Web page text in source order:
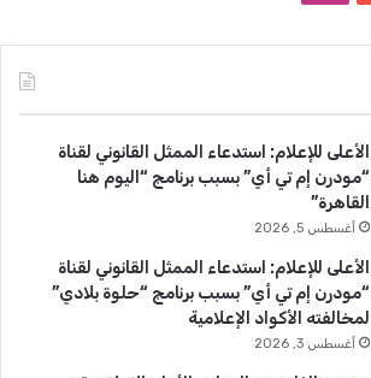
T
u
b
e
ق
ا
م
الأعلى للإعلام: استدعاء الممثل القانوني لقناة
“مودرن إم تي أي” بسبب برنامج “اليوم هنا
القاهرة”
أغسطس 5, 2026
الأعلى للإعلام: استدعاء الممثل القانوني لقناة
“مودرن إم تي أي” بسبب برنامج “حلوة بلادي”
لمخالفته الأكواد الإعلامية
أغسطس 3, 2026